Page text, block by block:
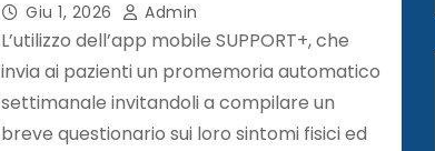
Giu 1, 2026 Admin
L’utilizzo dell’app mobile SUPPORT+, che
invia ai pazienti un promemoria automatico
settimanale invitandoli a compilare un
breve questionario sui loro sintomi fisici ed